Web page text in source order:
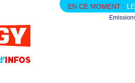
EN CE MOMENT :